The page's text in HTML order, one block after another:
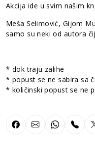
Akcija ide u svim našim
Meša Selimović, Gijom
samo su neki od autora
* dok traju zalihe
* popust se ne sabira sa
* količinski popust se ne